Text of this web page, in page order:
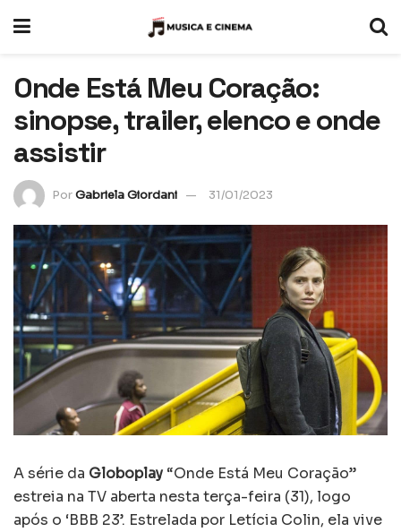
Onde Está Meu Coração:
sinopse, trailer, elenco e onde
assistir
PorGabriela Giordani 31/01/2023
A série da Globoplay “Onde Está Meu Coração”
estreia na TV aberta nesta terça-feira (31), logo
após o ‘BBB 23’. Estrelada por Letícia Colin, ela vive